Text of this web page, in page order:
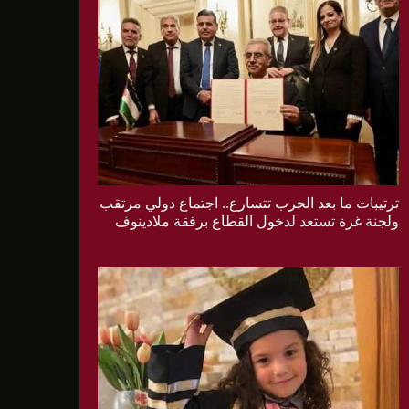
ترتيبات ما بعد الحرب تتسارع.. اجتماع دولي مرتقب
ولجنة غزة تستعد لدخول القطاع برفقة ملادينوف